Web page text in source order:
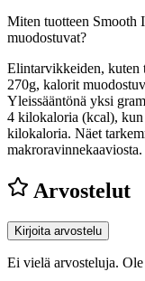
Miten tuotteen Smooth
muodostuvat?
Elintarvikkeiden, kuten
270g, kalorit
Yleissääntönä yksi
4 kilokaloria (kcal), kun
kilokaloria. Näet
makroravinnekaaviosta.
Arvostelut
Kirjoita arvostelu
Ei vielä arvosteluja.